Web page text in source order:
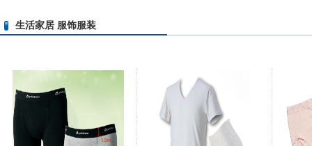
生活家居 服饰服装